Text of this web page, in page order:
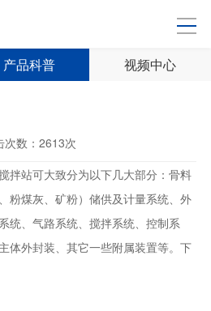
产品科普 视频中心
次数： 2613次
站可大致分为以下几大部分：骨料
粉煤灰、矿粉）储供及计量系统、外
统、气路系统、搅拌系统、控制系
体外封装、其它一些附属装置等。下